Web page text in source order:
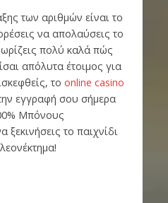
των αριθμών είναι το
να απολαύσεις το
πολύ καλά πώς
απόλυτα έτοιμος για
το online casino
εγγραφή σου σήμερα
Μπόνους
το παιχνίδι